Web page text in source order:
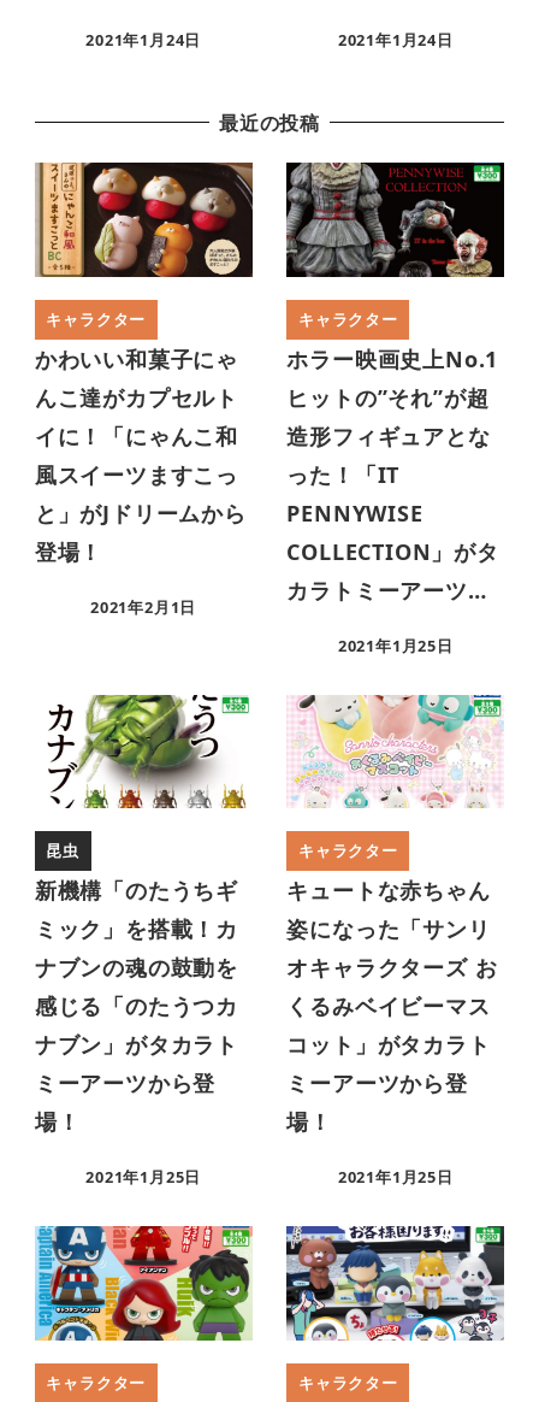
2021年1月24日 2021年1月24日
最近の投稿
キャラクター
かわいい和菓子にゃ
んこ達がカプセルト
イに！「にゃんこ和
風スイーツますこっ
と」がJドリームから
登場！
2021年2月1日
キャラクター
ホラー映画史上No.1
ヒットの”それ”が超
造形フィギュアとな
った！「IT
PENNYWISE
COLLECTION」がタ
カラトミーアーツ…
2021年1月25日
昆虫
新機構「のたうちギ
ミック」を搭載！カ
ナブンの魂の鼓動を
感じる「のたうつカ
ナブン」がタカラト
ミーアーツから登
場！
2021年1月25日
キャラクター
キュートな赤ちゃん
姿になった「サンリ
オキャラクターズ お
くるみベイビーマス
コット」がタカラト
ミーアーツから登
場！
2021年1月25日
キャラクター キャラクター